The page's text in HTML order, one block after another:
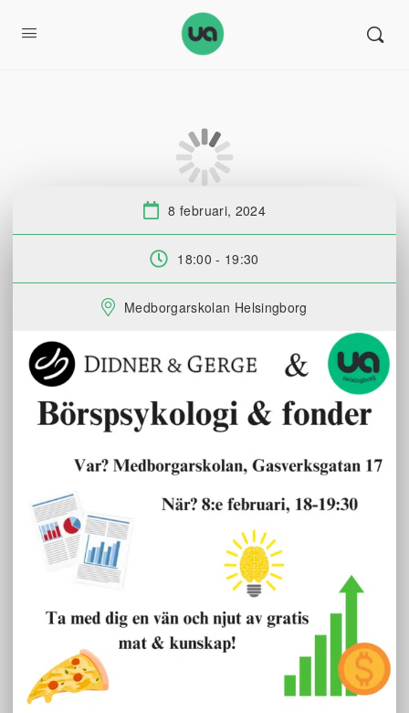
Datum:
8 februari, 2024
Tid:
18:00 - 19:30
Plats:
Medborgarskolan Helsingborg